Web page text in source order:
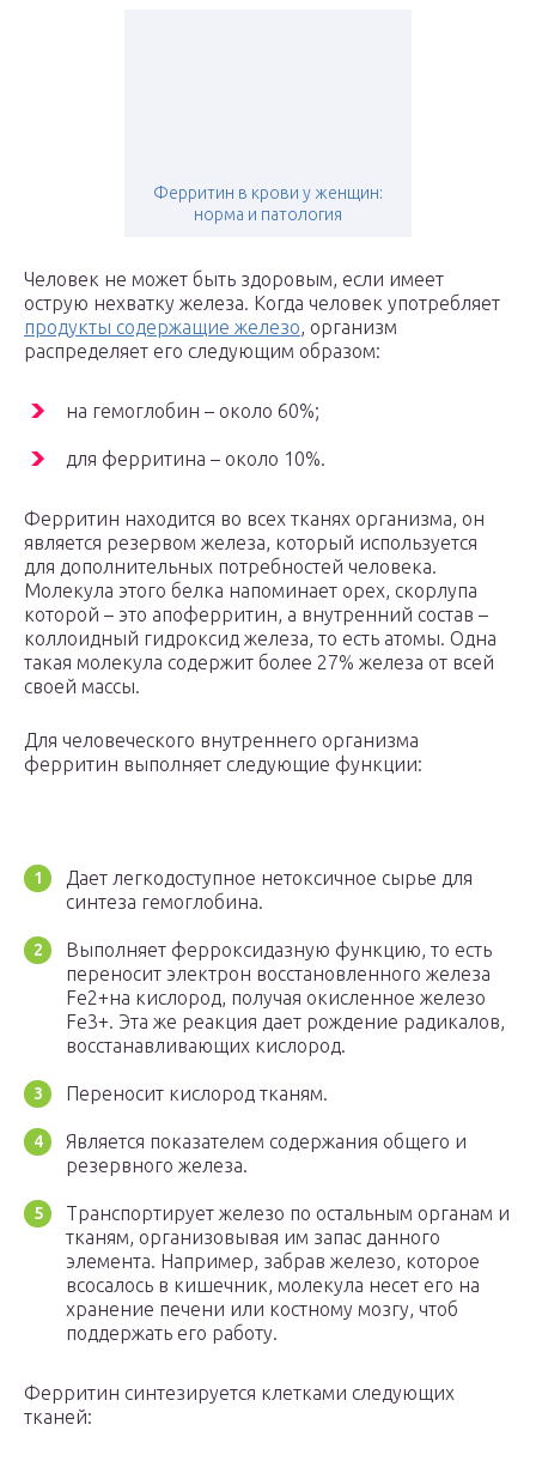
Ферритин в крови у женщин:
норма и патология
Человек не может быть здоровым, если имеет
острую нехватку железа. Когда человек употребляет
продукты содержащие железо, организм
распределяет его следующим образом:
на гемоглобин – около 60%;
для ферритина – около 10%.
Ферритин находится во всех тканях организма, он
является резервом железа, который используется
для дополнительных потребностей человека.
Молекула этого белка напоминает орех, скорлупа
которой – это апоферритин, а внутренний состав –
коллоидный гидроксид железа, то есть атомы. Одна
такая молекула содержит более 27% железа от всей
своей массы.
Для человеческого внутреннего организма
ферритин выполняет следующие функции:
Дает легкодоступное нетоксичное сырье для
синтеза гемоглобина.
Выполняет ферроксидазную функ­цию, то есть
переносит электрон восстановленного железа
Fe2+на кислород, получая окисленное железо
Fe3+. Эта же реакция дает рождение радикалов,
восстанавливающих кислород.
Переносит кислород тканям.
Является показателем содержания общего и
резервного железа.
Транспортирует железо по остальным органам и
тканям, организовывая им запас данного
элемента. Например, забрав железо, которое
всосалось в кишечник, молекула несет его на
хранение печени или костному мозгу, чтоб
поддержать его работу.
Ферритин синтезируется клетками следующих
тканей: